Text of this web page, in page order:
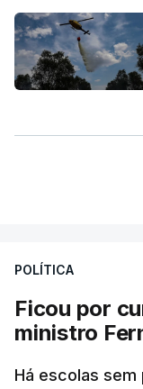
POLÍTICA
Ficou por
ministro
Há escolas sem